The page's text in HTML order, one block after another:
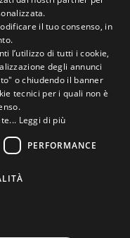
300+
Followers
il tuo consenso, in
l’utilizzo di tutti i cookie,
degli annunci
o chiudendo il banner
tecnici per i quali non è
Leggi di più
PERFORMANCE